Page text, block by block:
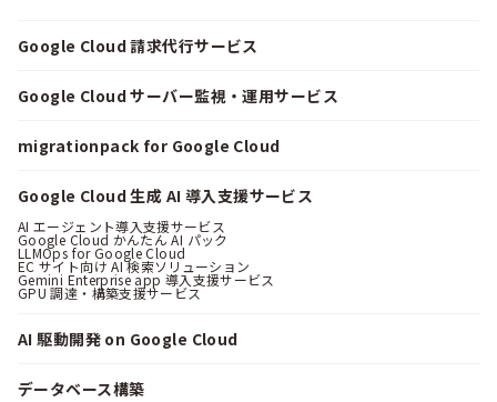
Google Cloud 請求代行サービス
Google Cloud サーバー監視・運用サービス
migrationpack for Google Cloud
Google Cloud 生成 AI 導入支援サービス
AI エージェント導入支援サービス
Google Cloud かんたん AI パック
LLMOps for Google Cloud
EC サイト向け AI 検索ソリューション
Gemini Enterprise app 導入支援サービス
GPU 調達・構築支援サービス
AI 駆動開発 on Google Cloud
データベース構築